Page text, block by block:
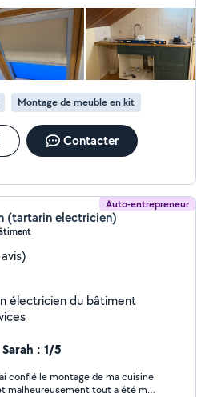
Montage de meuble en kit
Contacter
Auto-entrepreneur
(tartarin electricien)
multi services
: 1/5
confié le montage de ma cuisine
malheureusement tout a été mal